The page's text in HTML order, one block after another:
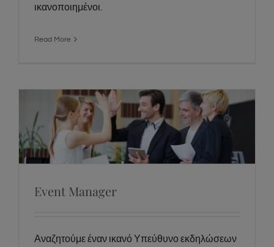
ικανοποιημένοι.
Read More
Event Manager
Event Manager
Αναζητούμε έναν ικανό Υπεύθυνο εκδηλώσεων